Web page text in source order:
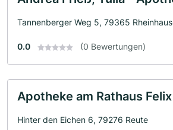
Tannenberger Weg 5, 79365
0.0 (0 Bewertungen)
Apotheke am Rathaus
Hinter den Eichen 6, 79276 Reute